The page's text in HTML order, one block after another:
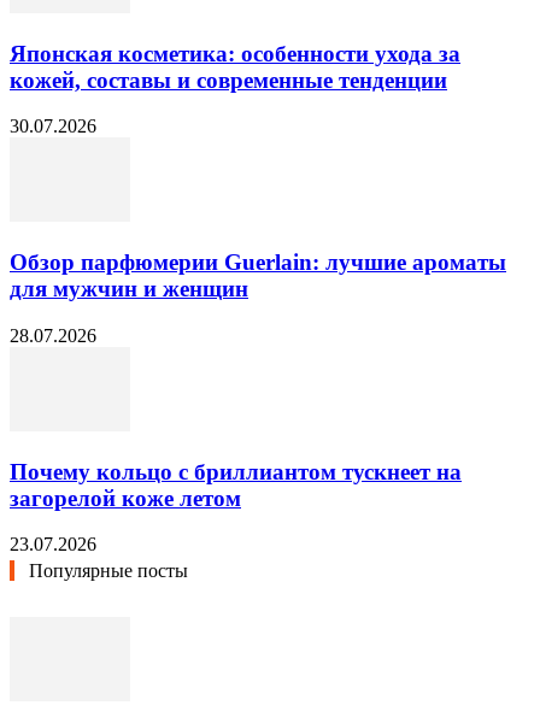
Японская косметика: особенности ухода за
кожей, составы и современные тенденции
30.07.2026
Обзор парфюмерии Guerlain: лучшие ароматы
для мужчин и женщин
28.07.2026
Почему кольцо с бриллиантом тускнеет на
загорелой коже летом
23.07.2026
Популярные посты